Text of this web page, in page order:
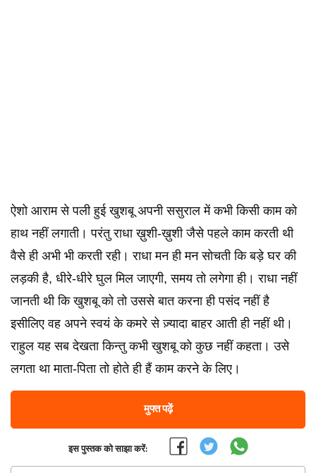
ऐशो आराम से पली हुई खुशबू अपनी ससुराल में कभी किसी काम को
हाथ नहीं लगाती। परंतु राधा ख़ुशी-ख़ुशी जैसे पहले काम करती थी
वैसे ही अभी भी करती रही। राधा मन ही मन सोचती कि बड़े घर की
लड़की है, धीरे-धीरे घुल मिल जाएगी, समय तो लगेगा ही। राधा नहीं
जानती थी कि खुशबू को तो उससे बात करना ही पसंद नहीं है
इसीलिए वह अपने स्वयं के कमरे से ज़्यादा बाहर आती ही नहीं थी।
राहुल यह सब देखता किन्तु कभी खुशबू को कुछ नहीं कहता। उसे
लगता था माता-पिता तो होते ही हैं काम करने के लिए।
मुफ्त पढ़ें
इस पुस्तक को साझा करें: